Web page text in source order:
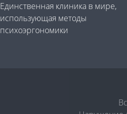
Единственная клиника в мире,
использующая методы
психоэргономики